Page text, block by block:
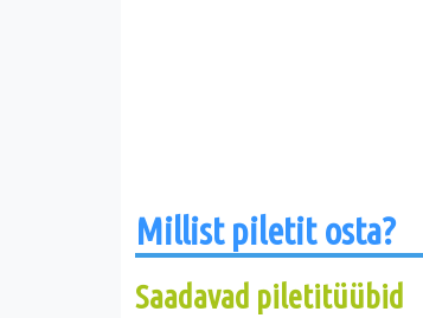
Millist piletit osta?
Saadavad piletitüübid